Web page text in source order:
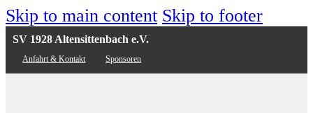
Skip to main content Skip to footer
SV 1928 Altensittenbach e.V.
Anfahrt & Kontakt Sponsoren